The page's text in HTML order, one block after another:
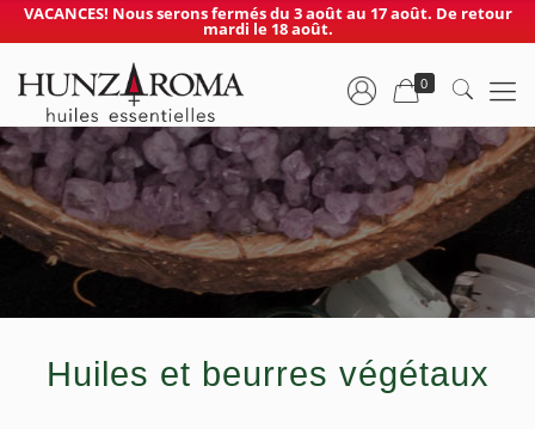
VACANCES! Nous serons fermés du 3 août au 17 août. De retour
mardi le 18 août.
0
Huiles et beurres végétaux